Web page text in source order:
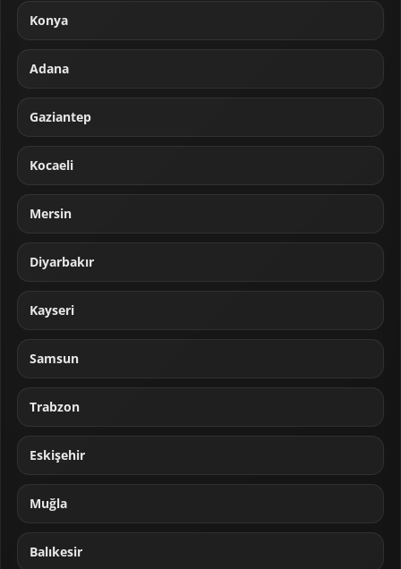
Konya
Adana
Gaziantep
Kocaeli
Mersin
Diyarbakır
Kayseri
Samsun
Trabzon
Eskişehir
Muğla
Balıkesir